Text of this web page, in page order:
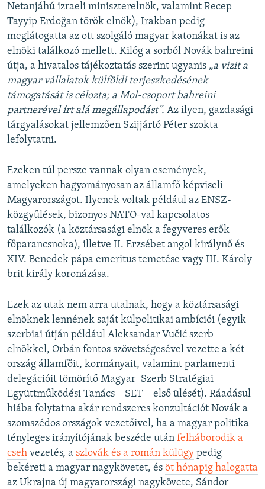
Netanjáhú izraeli miniszterelnök, valamint Recep
Tayyip Erdoğan török elnök), Irakban pedig
meglátogatta az ott szolgáló magyar katonákat is az
elnöki találkozó mellett. Kilóg a sorból Novák bahreini
útja, a hivatalos tájékoztatás szerint ugyanis „a vizit a
magyar vállalatok külföldi terjeszkedésének
támogatását is célozta; a Mol-csoport bahreini
partnerével írt alá megállapodást”. Az ilyen, gazdasági
tárgyalásokat jellemzően Szijjártó Péter szokta
lefolytatni.
Ezeken túl persze vannak olyan események,
amelyeken hagyományosan az államfő képviseli
Magyarországot. Ilyenek voltak például az ENSZ-
közgyűlések, bizonyos NATO-val kapcsolatos
találkozók (a köztársasági elnök a fegyveres erők
főparancsnoka), illetve II. Erzsébet angol királynő és
XIV. Benedek pápa emeritus temetése vagy III. Károly
brit király koronázása.
Ezek az utak nem arra utalnak, hogy a köztársasági
elnöknek lennének saját külpolitikai ambíciói (egyik
szerbiai útján például Aleksandar Vučić szerb
elnökkel, Orbán fontos szövetségesével vezette a két
ország államfőit, kormányait, valamint parlamenti
delegációit tömörítő Magyar–Szerb Stratégiai
Együttműködési Tanács – SET – első ülését). Ráadásul
hiába folytatna akár rendszeres konzultációt Novák a
szomszédos országok vezetőivel, ha a magyar politika
tényleges irányítójának beszéde után felháborodik a
cseh vezetés, a szlovák és a román külügy pedig
bekéreti a magyar nagykövetet, és öt hónapig halogatta
az Ukrajna új magyarországi nagykövete, Sándor